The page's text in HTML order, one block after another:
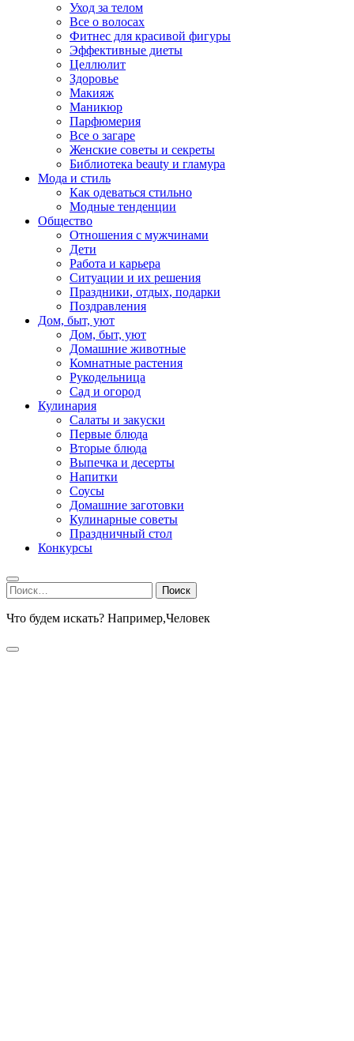
Уход за телом
Все о волосах
Фитнес для красивой фигуры
Эффективные диеты
Целлюлит
Здоровье
Макияж
Маникюр
Парфюмерия
Все о загаре
Женские советы и секреты
Библиотека beauty и гламура
Мода и стиль
Как одеваться стильно
Модные тенденции
Общество
Отношения с мужчинами
Дети
Работа и карьера
Ситуации и их решения
Праздники, отдых, подарки
Поздравления
Дом, быт, уют
Дом, быт, уют
Домашние животные
Комнатные растения
Рукодельница
Сад и огород
Кулинария
Салаты и закуски
Первые блюда
Вторые блюда
Выпечка и десерты
Напитки
Соусы
Домашние заготовки
Кулинарные советы
Праздничный стол
Конкурсы
Найти:
Что будем искать? Например,Человек